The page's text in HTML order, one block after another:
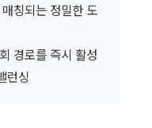
칭되는 정밀한 도
경로를 즉시 활성
런싱